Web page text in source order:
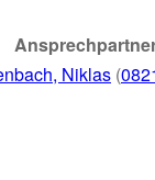
Niklas (